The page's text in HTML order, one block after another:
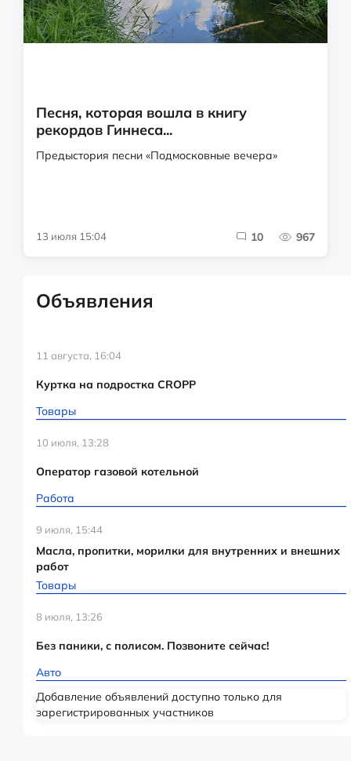
Песня, которая вошла в книгу
рекордов Гиннеса...
Предыстория песни «Подмосковные вечера»
13 июля 15:04 10 967
Объявления
11 августа, 16:04
Куртка на подростка CROPP
Товары
10 июля, 13:28
Оператор газовой котельной
Работа
9 июля, 15:44
Масла, пропитки, морилки для внутренних и внешних
работ
Товары
8 июля, 13:26
Без паники, с полисом. Позвоните сейчас!
Авто
Добавление объявлений доступно только для
зарегистрированных участников